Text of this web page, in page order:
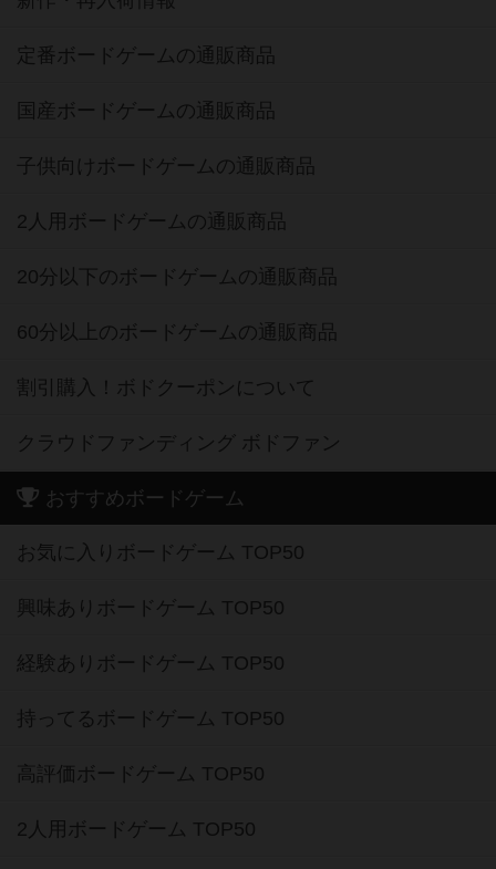
定番ボードゲームの通販商品
国産ボードゲームの通販商品
子供向けボードゲームの通販商品
2人用ボードゲームの通販商品
20分以下のボードゲームの通販商品
60分以上のボードゲームの通販商品
割引購入！ボドクーポンについて
クラウドファンディング ボドファン
おすすめボードゲーム
お気に入りボードゲーム TOP50
興味ありボードゲーム TOP50
経験ありボードゲーム TOP50
持ってるボードゲーム TOP50
高評価ボードゲーム TOP50
2人用ボードゲーム TOP50